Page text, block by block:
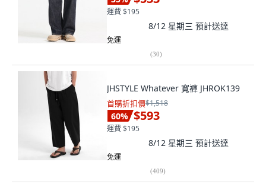
運費 $195
8/12 星期三 預計送達
免運
(30)
JHSTYLE Whatever 寬褲 JHROK139
首購折扣價$1,518
60% $593
運費 $195
8/12 星期三 預計送達
免運
(409)